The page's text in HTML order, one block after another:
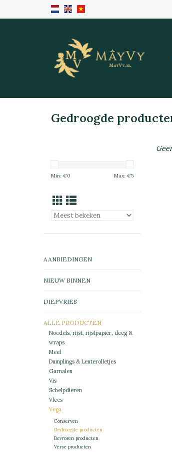
Gedroogde
Min: €0 Max: €5
AANBIEDINGEN
NIEUW BINNEN
DIEPVRIES
ALLE PRODUCTEN
Noedels, rijst, rijstpapier, deeg &
wraps
Meel
Dumplings & Lenterolletjes
Garnalen
Vis
Schelpdieren
Vlees
Vega
Conserven
Gedroogde producten
Bevroren producten
Verse producten